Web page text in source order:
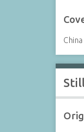
China